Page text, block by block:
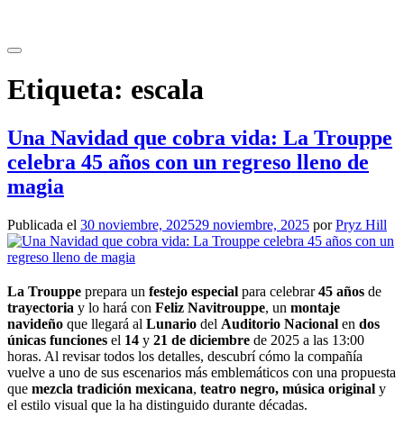
contenido
Etiqueta: escala
Una Navidad que cobra vida: La Trouppe
celebra 45 años con un regreso lleno de
magia
Publicada el 30 noviembre, 202529 noviembre, 2025 porPryz Hill
La Trouppe prepara un festejo especial para celebrar45 años de
trayectoria y lo hará con Feliz Navitrouppe, un montaje
navideño que llegará al Lunario del Auditorio Nacional en dos
únicas funciones el 14 y 21 de diciembre de 2025 a las 13:00
horas. Al revisar todos los detalles, descubrí cómo la compañía
vuelve a uno de sus escenarios más emblemáticos con una propuesta
que mezcla tradición mexicana, teatro negro, música original y
el estilo visual que la ha distinguido durante décadas.